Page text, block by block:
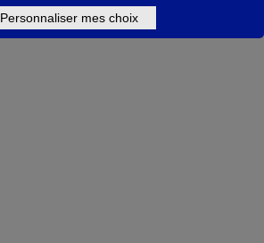
Personnaliser mes choix